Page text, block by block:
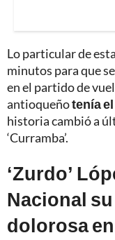
Lo particular de
minutos para que
en el partido de
antioqueñotenía
historia cambió a
‘Curramba’.
‘Zurdo’
Nacional
dolorosa